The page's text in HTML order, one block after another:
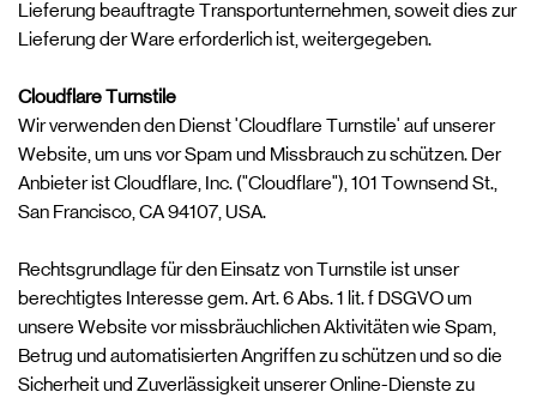
Lieferung beauftragte Transportunternehmen, soweit dies zur
Lieferung der Ware erforderlich ist, weitergegeben.
Cloudflare Turnstile
Wir verwenden den Dienst 'Cloudflare Turnstile' auf unserer
Website, um uns vor Spam und Missbrauch zu schützen. Der
Anbieter ist Cloudflare, Inc. ("Cloudflare"), 101 Townsend St.,
San Francisco, CA 94107, USA.
Rechtsgrundlage für den Einsatz von Turnstile ist unser
berechtigtes Interesse gem. Art. 6 Abs. 1 lit. f DSGVO um
unsere Website vor missbräuchlichen Aktivitäten wie Spam,
Betrug und automatisierten Angriffen zu schützen und so die
Sicherheit und Zuverlässigkeit unserer Online-Dienste zu